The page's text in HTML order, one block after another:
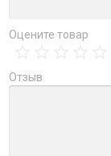
Оцените товар
Отзыв